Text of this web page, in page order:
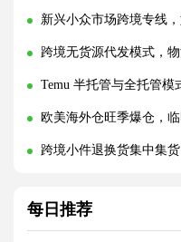
新兴小众市场跨境专线
跨境无货源代发模式，
Temu 半托管与全托管模
欧美海外仓旺季爆仓，
跨境小件退换货集中集
每日推荐